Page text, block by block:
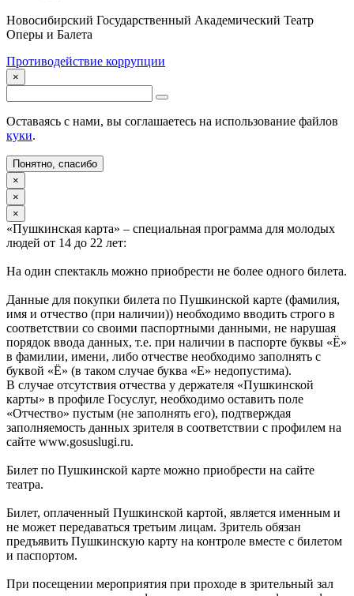
Новосибирский Государственный Академический Театр
Оперы и Балета
Противодействие коррупции
×
Оставаясь с нами, вы соглашаетесь на использование файлов
куки.
Понятно, спасибо
×
×
×
«Пушкинская карта» – специальная программа для молодых
людей от 14 до 22 лет:
На один спектакль можно приобрести не более одного билета.
Данные для покупки билета по Пушкинской карте (фамилия,
имя и отчество (при наличии)) необходимо вводить строго в
соответствии со своими паспортными данными, не нарушая
порядок ввода данных, т.е. при наличии в паспорте буквы «Ё»
в фамилии, имени, либо отчестве необходимо заполнять с
буквой «Ё» (в таком случае буква «Е» недопустима).
В случае отсутствия отчества у держателя «Пушкинской
карты» в профиле Госуслуг, необходимо оставить поле
«Отчество» пустым (не заполнять его), подтверждая
заполняемость данных зрителя в соответствии с профилем на
сайте www.gosuslugi.ru.
Билет по Пушкинской карте можно приобрести на сайте
театра.
Билет, оплаченный Пушкинской картой, является именным и
не может передаваться третьим лицам. Зритель обязан
предъявить Пушкинскую карту на контроле вместе с билетом
и паспортом.
При посещении мероприятия при проходе в зрительный зал